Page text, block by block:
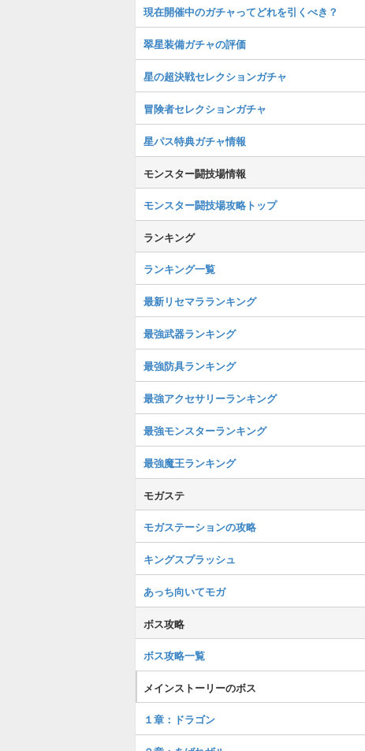
現在開催中のガチャってどれを引くべき？
翠星装備ガチャの評価
星の超決戦セレクションガチャ
冒険者セレクションガチャ
星パス特典ガチャ情報
モンスター闘技場情報
モンスター闘技場攻略トップ
ランキング
ランキング一覧
最新リセマラランキング
最強武器ランキング
最強防具ランキング
最強アクセサリーランキング
最強モンスターランキング
最強魔王ランキング
モガステ
モガステーションの攻略
キングスプラッシュ
あっち向いてモガ
ボス攻略
ボス攻略一覧
メインストーリーのボス
１章：ドラゴン